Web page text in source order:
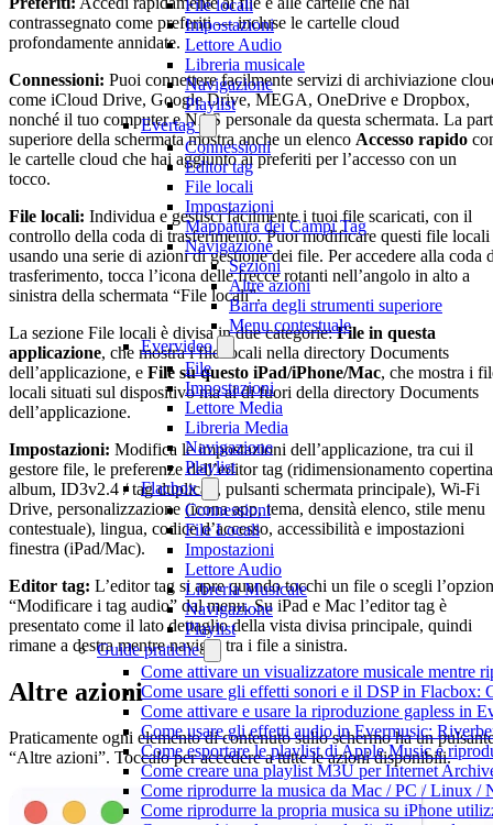
File locali
Impostazioni
Lettore Audio
Libreria musicale
Navigazione
Playlist
Evertag
Connessioni
Editor tag
File locali
Impostazioni
Mappatura dei Campi Tag
Navigazione
Sezioni
Altre azioni
Barra degli strumenti superiore
Menu contestuale
Evervideo
File
Impostazioni
Lettore Media
Libreria Media
Navigazione
Playlist
Flacbox
Connessioni
File Locali
Impostazioni
Lettore Audio
Libreria Musicale
Navigazione
Playlist
Guide pratiche
Come attivare un visualizzatore musicale mentre
Come usare gli effetti sonori e il DSP in Flacbox:
Come attivare e usare la riproduzione gapless in
Come usare gli effetti audio in Evermusic:
Come esportare le playlist di Apple Music e
Come creare una playlist M3U per Internet
Come riprodurre la musica da Mac / PC / Linux
Come riprodurre la propria musica su iPhone
contrassegnato come preferiti — incluse le cartelle cloud
profondamente annidate.
Connessioni: Puoi connettere facilmente servizi di archiviazione
come iCloud Drive, Google Drive, MEGA, OneDrive e Dropbox,
nonché il tuo computer e NAS personale da questa schermata. La
superiore della schermata mostra anche un elenco Accesso rapido
le cartelle cloud che hai aggiunto ai preferiti per l’accesso con un
tocco.
File locali: Individua e gestisci facilmente i tuoi file scaricati, con il
controllo della coda di trasferimento. Puoi modificare questi file locali
usando una serie di azioni di gestione dei file. Per accedere alla coda
trasferimento, tocca l’icona delle frecce rotanti nell’angolo in alto a
sinistra della schermata “File locali”.
La sezione File locali è divisa in due categorie:File in questa
applicazione, che mostra i file locali nella directory Documents
dell’applicazione, e File su questo iPad/iPhone/Mac, che mostra i
locali situati sul dispositivo ma al di fuori della directory Documents
dell’applicazione.
Impostazioni: Modifica le impostazioni dell’applicazione, tra cui il
gestore file, le preferenze dell’editor tag (ridimensionamento copertina
album, ID3v2.4 / tag duplicati, pulsanti schermata principale), Wi-Fi
Drive, personalizzazione (icona app, tema, densità elenco, stile menu
contestuale), lingua, codice d’accesso, accessibilità e impostazioni
finestra (iPad/Mac).
Editor tag: L’editor tag si apre quando tocchi un file o scegli
“Modificare i tag audio” dal menu. Su iPad e Mac l’editor tag è
presentato come il lato dettaglio della vista divisa principale, quindi
rimane a destra mentre navighi tra i file a sinistra.
Altre azioni
Praticamente ogni elemento di contenuto sullo schermo ha un
“Altre azioni”. Toccalo per accedere a tutte le azioni disponibili.